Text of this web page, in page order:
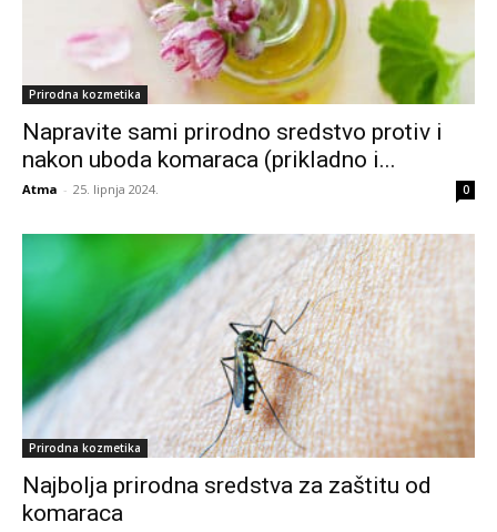
Prirodna kozmetika
Napravite sami prirodno sredstvo protiv i
nakon uboda komaraca (prikladno i...
Atma - 25. lipnja 2024. 0
Prirodna kozmetika
Najbolja prirodna sredstva za zaštitu od
komaraca